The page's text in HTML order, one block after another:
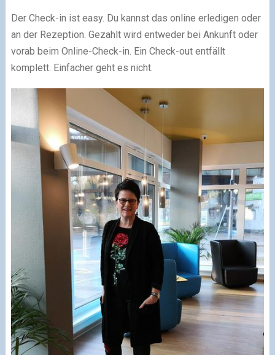
Der Check-in ist easy. Du kannst das online erledigen oder
an der Rezeption. Gezahlt wird entweder bei Ankunft oder
vorab beim Online-Check-in. Ein Check-out entfällt
komplett. Einfacher geht es nicht.